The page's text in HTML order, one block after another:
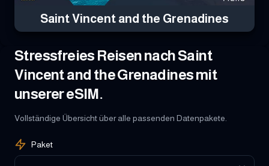
Saint Vincent and the Grenadines
Stressfreies Reisen nach Saint
Vincent and the Grenadines mit
unserer eSIM.
Vollständige Übersicht über alle passenden Datenpakete.
Paket